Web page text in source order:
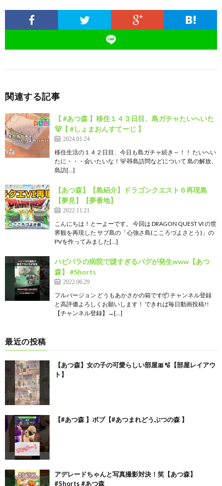
関連する記事
【 #あつ森 】移住１４３日目、島ガチャたいへいた
🐻【 #しょまおんすてーじ 】
2024.01.24
移住生活の１４２日目、今日も島ガチャ続き～！！ たいへい
たに・・・会いたいな！🐻 🧸島訪問などについて 島の解放、
島訪[…]
【あつ森】【島紹介】ドラゴンクエスト６再現島
【夢見】【夢番地】
2022.11.21
こんにちは！とーよーです。 今回は DRAGON QUEST VI の世
界観を再現した サブ島の「心強さ島(こころづよさとう)」の
PVを作ってみました[…]
ハピパラの病院で謎すぎるバグが発生www【あつ
森】 #Shorts
2022.06.29
フルバージョン どうもあかさかの箱です📦 チャンネル登録
と高評価よろしくお願いします！ できれば毎日動画投稿!!
【チャンネル登録】→[…]
最近の投稿
【あつ森】女の子の可愛らしい部屋🎀🫧【部屋レイアウ
ト】
【#あつ森 】ボブ【#あつまれどうぶつの森 】
アデレードちゃんと写真撮影対決！笑【あつ森】
#Shorts #あつ森